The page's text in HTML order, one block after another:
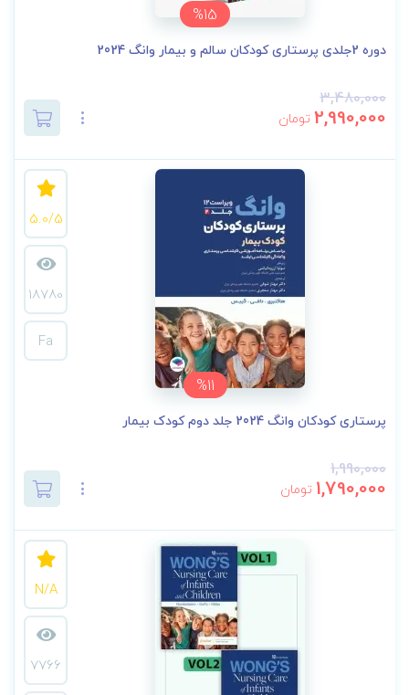
%15
دوره 2جلدی پرستاری کودکان سالم و بیمار وانگ 2024
3,480,000
2,990,000 تومان
%11
5.0/5
18780
Fa
پرستاری کودکان وانگ 2024 جلد دوم کودک بیمار
1,990,000
1,790,000 تومان
N/A
7766